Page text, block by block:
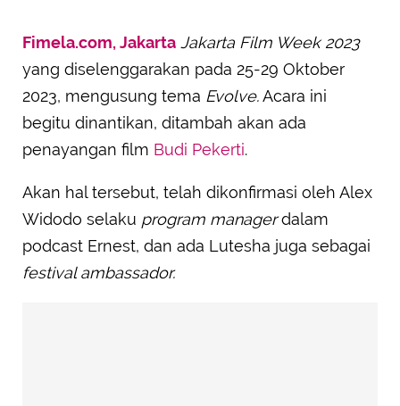
Fimela.com, Jakarta Jakarta Film Week 2023
yang diselenggarakan pada 25-29 Oktober
2023, mengusung tema Evolve.Acara ini
begitu dinantikan, ditambah akan ada
penayangan film Budi Pekerti.
Akan hal tersebut, telah dikonfirmasi oleh Alex
Widodo selaku program managerdalam
podcast Ernest, dan ada Lutesha juga sebagai
festival ambassador.